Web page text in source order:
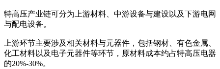
特高压产业链可分为上游材料、中游设备与建设以及下游电网
与配电设备。
上游环节主要涉及相关材料与元器件，包括钢材、有色金属、
化工材料以及电子元器件等环节，原材料成本约占特高压电器
的20%-30%。